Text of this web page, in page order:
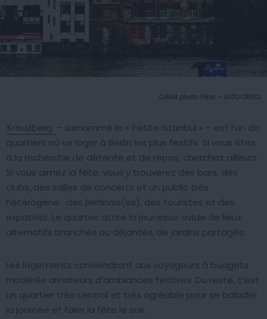
Crédit photo: Flickr – ALDO CRISCI
Kreuzberg – surnommé la « Petite Istanbul » – est l’un de
quartiers où se loger à Berlin les plus festifs. Si vous êtes
à la recherche de détente et de repos, cherchez ailleurs.
Si vous aimez la fête, vous y trouverez des bars, des
clubs, des salles de concerts et un public très
hétérogène : des Berlinois(es), des touristes et des
expatriés. Le quartier attire la jeunesse avide de lieux
alternatifs branchés ou déjantés, de jardins partagés.
Les logements conviendront aux voyageurs à budgets
modérés amateurs d’ambiances festives. Du reste, c’est
un quartier très central et très agréable pour se balader
la journée et faire la fête le soir.